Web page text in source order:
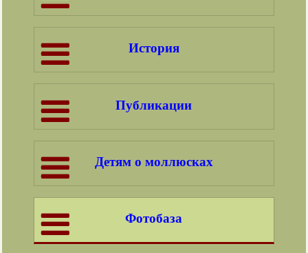
История
Публикации
Детям о моллюсках
Фотобаза